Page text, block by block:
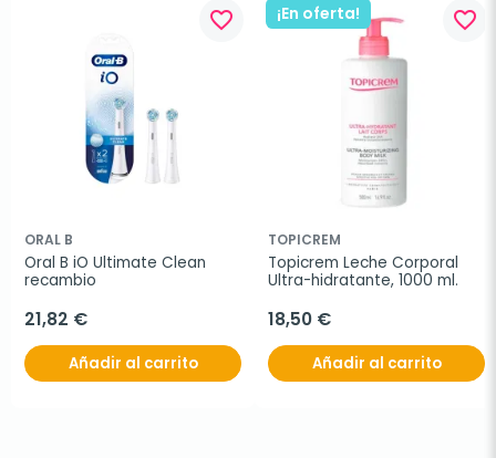
favorite_border
ORAL B
Oral B iO Ultimate Clean
recambio
21,82 €
Añadir al carrito
¡En oferta! favorite_border
TOPICREM
Topicrem Leche Corporal
Ultra-hidratante, 1000 ml.
18,50 €
Añadir al carrito